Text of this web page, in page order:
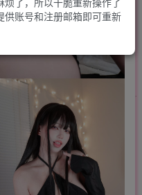
供账号和注册邮箱即可重新